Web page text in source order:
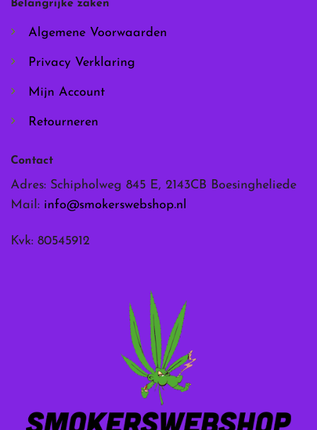
op
de
productpagina
Belangrijke zaken
Algemene Voorwaarden
Privacy Verklaring
Mijn Account
Retourneren
Contact
Adres: Schipholweg 845 E, 2143CB Boesingheliede
Mail: info@smokerswebshop.nl
Kvk: 80545912